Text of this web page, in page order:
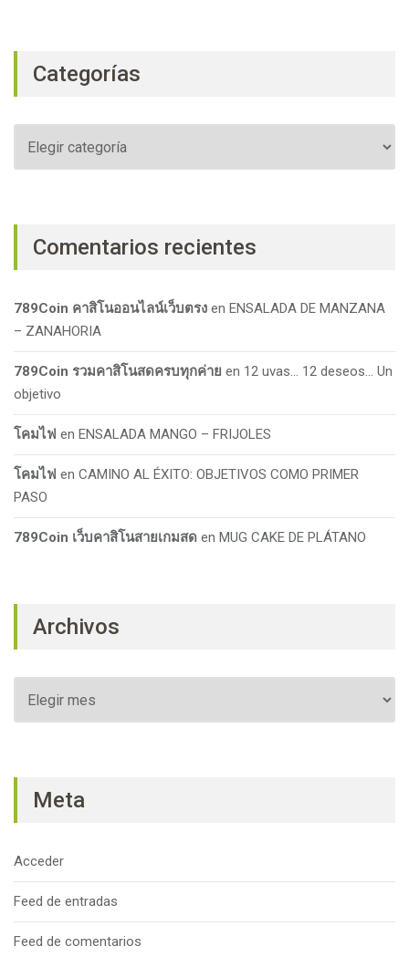
Categorías
Comentarios recientes
789Coin คาสิโนออนไลน์เว็บตรง en ENSALADA DE MANZANA
– ZANAHORIA
789Coin รวมคาสิโนสดครบทุกค่าย en 12 uvas… 12 deseos… Un
objetivo
โคมไฟ en ENSALADA MANGO – FRIJOLES
โคมไฟ en CAMINO AL ÉXITO: OBJETIVOS COMO PRIMER
PASO
789Coin เว็บคาสิโนสายเกมสด en MUG CAKE DE PLÁTANO
Archivos
Meta
Acceder
Feed de entradas
Feed de comentarios